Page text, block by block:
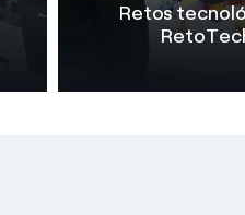
Retos